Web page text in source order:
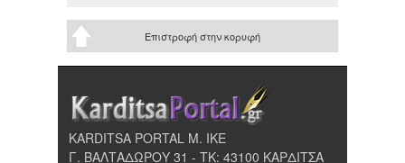
Επιστροφή στην κορυφή
KARDITSA PORTAL Μ. ΙΚΕ
Γ. ΒΑΛΤΑΔΩΡΟΥ 31 - ΤΚ: 43100 ΚΑΡΔΙΤΣΑ